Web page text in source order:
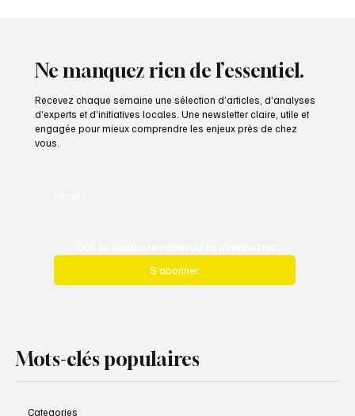
Ne manquez rien de l’essentiel.
Recevez chaque semaine une sélection d’articles, d’analyses
d’experts et d’initiatives locales. Une newsletter claire, utile et
engagée pour mieux comprendre les enjeux près de chez
vous.
S’abonner
Mots-clés populaires
Categories